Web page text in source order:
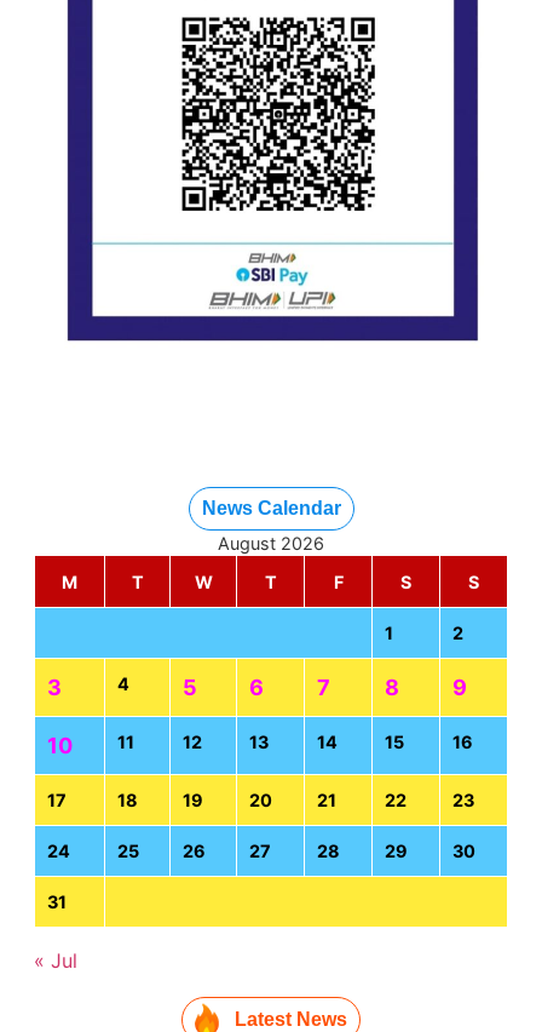
News Calendar
August 2026
M
T W T F S S
1 2
3 4 5 6 7 8 9
10 11 12 13 14 15 16
17 18 19 20 21 22 23
24 25 26 27 28 29 30
31
« Jul
Latest News